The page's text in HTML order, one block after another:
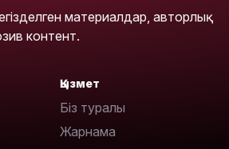
материалдар, авторлық
контент.
Қызмет
Біз туралы
Жарнама